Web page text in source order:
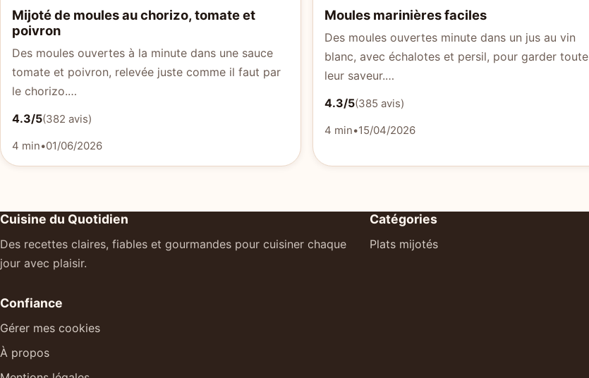
Mijoté de moules au chorizo, tomate et
poivron
Des moules ouvertes à la minute dans une sauce
tomate et poivron, relevée juste comme il faut par
le chorizo.…
4.3/5(382 avis)
4 min•01/06/2026
Moules marinières faciles
Des moules ouvertes minute dans un jus au vin
blanc, avec échalotes et persil, pour garder toute
leur saveur.…
4.3/5(385 avis)
4 min•15/04/2026
Cuisine du Quotidien
Des recettes claires, fiables et gourmandes pour cuisiner chaque
jour avec plaisir.
Catégories
Plats mijotés
Confiance
Gérer mes cookies
À propos